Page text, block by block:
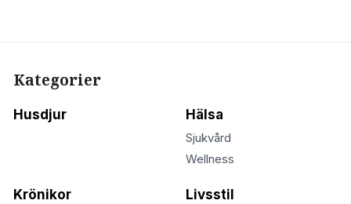
Kategorier
Husdjur Hälsa
Sjukvård
Wellness
Krönikor Livsstil